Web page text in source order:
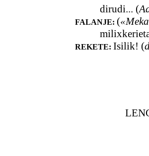
dirudi... (
FALANJE: (
REKETE: Isilik! (